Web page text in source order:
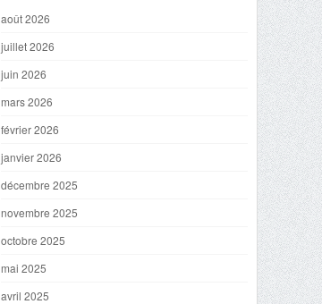
août 2026
juillet 2026
juin 2026
mars 2026
février 2026
janvier 2026
décembre 2025
novembre 2025
octobre 2025
mai 2025
avril 2025